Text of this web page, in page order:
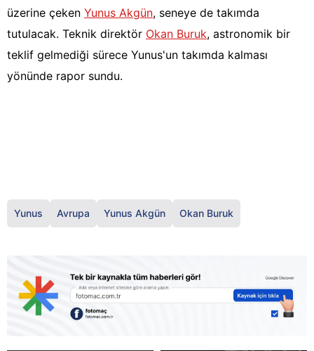
üzerine çeken Yunus Akgün, seneye de takımda
tutulacak. Teknik direktör Okan Buruk, astronomik bir
teklif gelmediği sürece Yunus'un takımda kalması
yönünde rapor sundu.
Yunus Avrupa Yunus Akgün Okan Buruk